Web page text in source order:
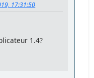
17:31:50
1.4?